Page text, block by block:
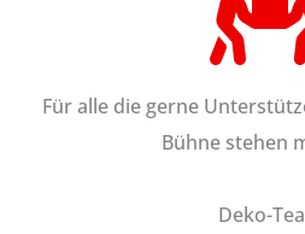
Für alle die gerne
Bühne stehen
Deko-